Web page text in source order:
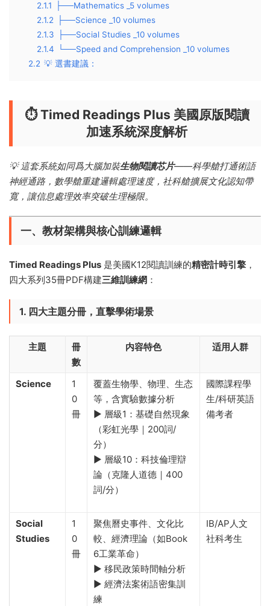
2.1.1
├──Mathematics _5 volumes
2.1.2
├──Science _10 volumes
2.1.3
├──Social Studies _10 volumes
2.1.4
└──Speed and Comprehension _10 volumes
2.2 💡 ​選書建議​：
⏱️ ​​Timed Readings Plus 美國原版閱讀
加速系統深度解析​
💡 這套系統如同爲大腦加裝​​生物閱讀芯片​​——科學艙打通術語
神經通路，數學艙重建邏輯處理速度，社科艙擴展文化認知帶
寬，讓信息處理效率突破生理極限。
一、教材架構與核心訓練邏輯
​Timed Readings Plus​ ​ 是美國K12閱讀訓練的​​精密計時引擎​ ​，
四大系列35冊PDF構建​​三維訓練網​ ​：
1. 四大主題分冊，直擊學術場景
主題
冊
數
内容特色 适用人群
Science
1
0
冊
覆蓋生物學、物理、生态
等，含實驗數據分析
▶️ 層級1：基礎自然現象
（彩虹光學｜200詞/
分）
▶️ 層級10：科技倫理辯
論（克隆人道德｜400
詞/分）
國際課程學
生/科研英語
備考者
Social
Studies
1
0
冊
聚焦曆史事件、文化比
較、經濟理論（如Book
6工業革命）
▶️ 移民政策時間軸分析
▶️ 經濟法案術語密集訓
練
IB/AP人文
社科考生